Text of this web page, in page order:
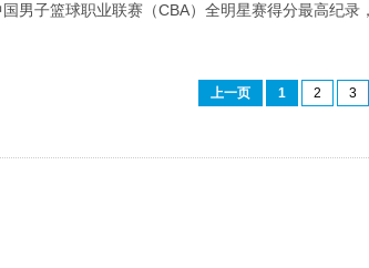
男子篮球职业联赛（CBA）全明星赛得分最高纪录
上一页 1 2 3